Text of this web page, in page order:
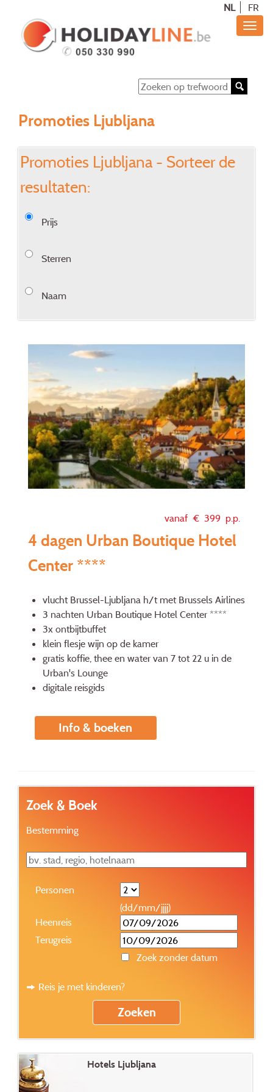
NL FR
Promoties Ljubljana
Promoties Ljubljana - Sorteer de
resultaten:
Prijs
Sterren
Naam
vanaf € 399 p.p.
4 dagen Urban Boutique Hotel
Center ****
vlucht Brussel-Ljubljana h/t met Brussels Airlines
3 nachten Urban Boutique Hotel Center ****
3x ontbijtbuffet
klein flesje wijn op de kamer
gratis koffie, thee en water van 7 tot 22 u in de
Urban's Lounge
digitale reisgids
Info & boeken
Zoek & Boek
Bestemming
Personen
(dd/mm/jjjj)
Heenreis
Terugreis
Zoek zonder datum
Reis je met kinderen?
Hotels Ljubljana